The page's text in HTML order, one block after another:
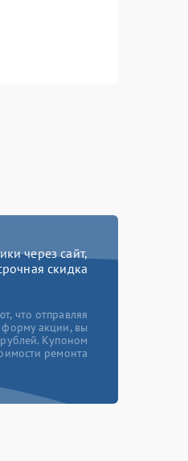
через сайт,
скидка
что отправляя
форму акции, вы
Купоном
ремонта